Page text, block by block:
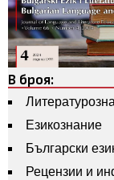
В броя:
Езикознание
Български
Рецензии и